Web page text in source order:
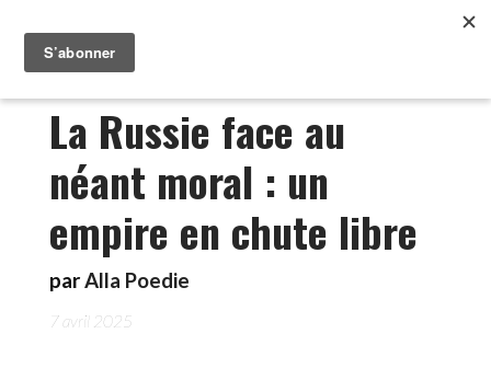
La Russie face au
néant moral : un
empire en chute libre
parAlla Poedie
7 avril 2025